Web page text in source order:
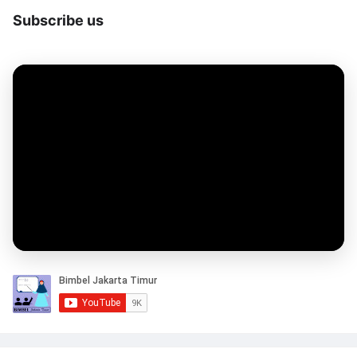
Subscribe us